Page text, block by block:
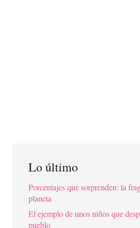
Lo último
Porcentajes que sorprenden: la
planeta
El ejemplo de unos niños que
pueblo